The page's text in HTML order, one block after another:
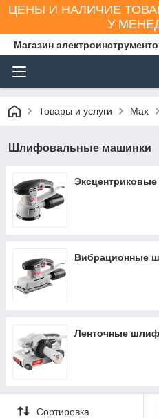
ЦЕНЫ И НАЛИЧИЕ
У
Магазин
Товары и услуги Max
Шлифовальные машинки
Вибрационные
Ленточные
Сортировка